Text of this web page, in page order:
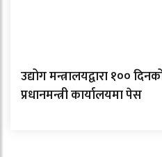
उद्योग मन्त्रालयद्वारा १००
प्रधानमन्त्री कार्यालयमा पेस